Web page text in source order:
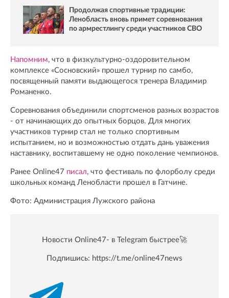
Продолжая спортивные традиции:
Ленобласть вновь примет соревнования
по армрестлингу среди участников СВО
Напомним, что в физкультурно-оздоровительном
комплексе «Сосновский» прошел турнир по самбо,
посвященный памяти выдающегося тренера Владимир
Романенко.
Соревнования объединили спортсменов разных возрастов
- от начинающих до опытных борцов. Для многих
участников турнир стал не только спортивным
испытанием, но и возможностью отдать дань уважения
наставнику, воспитавшему не одно поколение чемпионов.
Ранее Online47 писал, что фестиваль по флорболу среди
школьных команд Ленобласти прошел в Гатчине.
Фото: Администрация Лужского района
Новости Online47- в Telegram быстрее🚀
Подпишись: https://t.me/online47news